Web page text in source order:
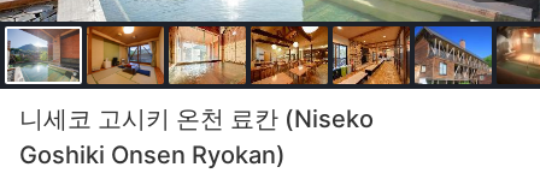
니세코 고시키 온천 료칸 (Niseko
Goshiki Onsen Ryokan)